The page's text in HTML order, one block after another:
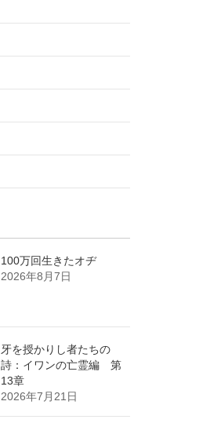
100万回生きたオヂ
2026年8月7日
牙を授かりし者たちの
詩：イワンの亡霊編 第
13章
2026年7月21日